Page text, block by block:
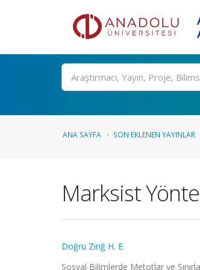
Ara
ANA SAYFA SON EKLENEN YAYINLAR
Marksist
Doğru Zırığ H. E.
Sosyal Bilimlerde Metotlar ve